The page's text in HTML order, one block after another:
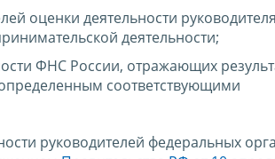
оценки деятельности
деятельности;
ФНС России, отражающих
соответствующими
руководителей федеральных